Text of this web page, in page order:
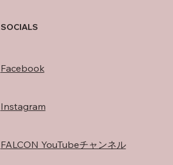
SOCIALS
Facebook
Instagram
FALCON YouTubeチャンネル